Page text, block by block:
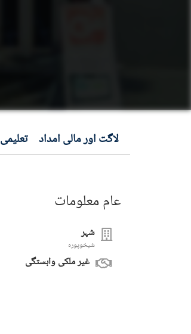
لاگت اور مالی امداد تعلیمی
عام معلومات
شہر
شیخوپورہ
غیر ملکی وابستگی